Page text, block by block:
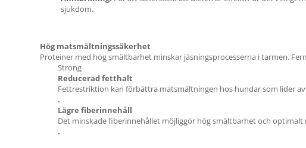
sjukdom.
Hög matsmältningssäkerhet
Proteiner med hög smältbarhet minskar jäsningsprocesserna i tarmen.
Strong
Reducerad fetthalt
Fettrestriktion kan förbättra matsmältningen hos hundar som lider
.
Lägre fiberinnehåll
Det minskade fiberinnehållet möjliggör hög smältbarhet och optimalt
.